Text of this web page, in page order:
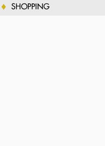
SHOPPING